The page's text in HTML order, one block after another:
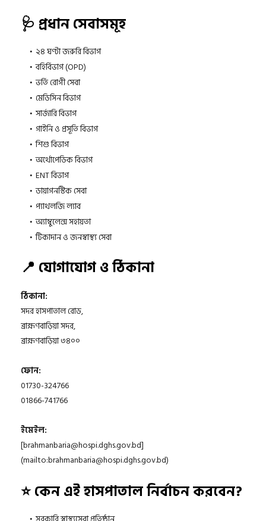
🩺 প্রধান সেবাসমূহ
২৪ ঘণ্টা জরুরি বিভাগ
বহির্বিভাগ (OPD)
ভর্তি রোগী সেবা
মেডিসিন বিভাগ
সার্জারি বিভাগ
গাইনি ও প্রসূতি বিভাগ
শিশু বিভাগ
অর্থোপেডিক বিভাগ
ENT বিভাগ
ডায়াগনস্টিক সেবা
প্যাথলজি ল্যাব
অ্যাম্বুলেন্স সহায়তা
টিকাদান ও জনস্বাস্থ্য সেবা
📍 যোগাযোগ ও ঠিকানা
ঠিকানা:
সদর হাসপাতাল রোড,
ব্রাহ্মণবাড়িয়া সদর,
ব্রাহ্মণবাড়িয়া ৩৪০০
ফোন:
01730-324766
01866-741766
ইমেইল:
[brahmanbaria@hospi.dghs.gov.bd]
(mailto:brahmanbaria@hospi.dghs.gov.bd)
⭐ কেন এই হাসপাতাল নির্বাচন করবেন?